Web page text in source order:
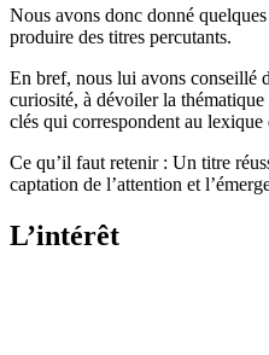
Nous avons donc donné
produire des titres percutants.
En bref, nous lui avons conseillé
curiosité, à dévoiler la
clés qui correspondent au lexique
Ce qu’il faut retenir : Un titre
captation de l’attention et
L’intérêt